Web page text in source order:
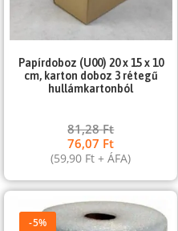
Papírdoboz (U00) 20 x 15 x 10
cm, karton doboz 3 rétegű
hullámkartonból
81,28Ft
76,07 Ft
(59,90 Ft + ÁFA)
-5%